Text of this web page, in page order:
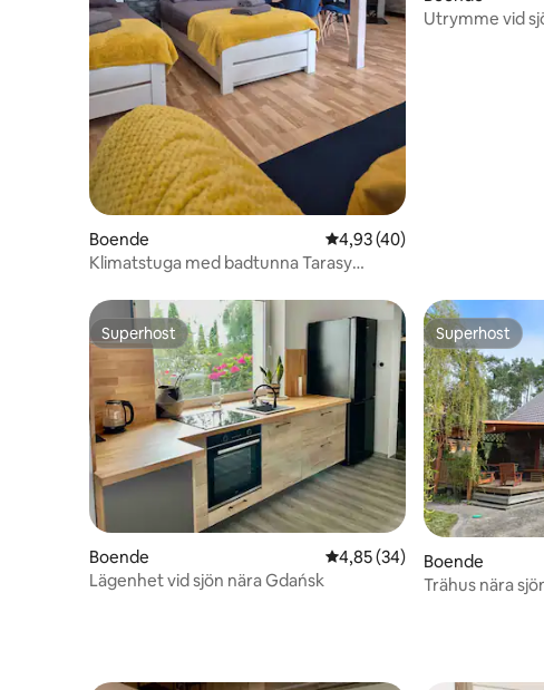
Boende 4,93 av 5 i genomsnittligt
4,93 (40)
Klimatstuga med badtunna Tarasy
Utrymme vid
Superhost
Superhost
Boende 4,85 av 5 i genomsnittligt
4,85 (34)
Lägenhet vid sjön nära Gdańsk
Superhost
Superhost
Boende
Trähus nära